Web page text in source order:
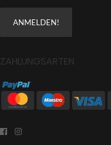
ZAHLUNGSARTEN